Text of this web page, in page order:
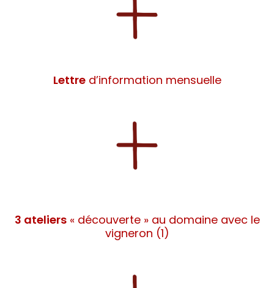
Lettred’information mensuelle
3 ateliers« découverte » au domaine avec le
vigneron (1)